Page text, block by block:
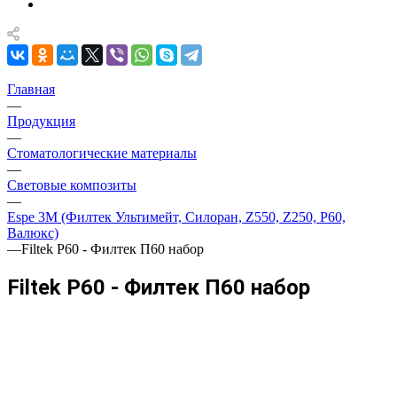
Главная
—
Продукция
—
Стоматологические материалы
—
Световые композиты
—
Espe 3M (Филтек Ультимейт, Силоран, Z550, Z250, P60,
Валюкс)
—Filtek P60 - Филтек П60 набор
Filtek P60 - Филтек П60 набор